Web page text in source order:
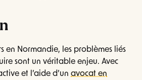
en Normandie, les problèmes liés
sont un véritable enjeu. Avec
et l’aide d’un avocat en